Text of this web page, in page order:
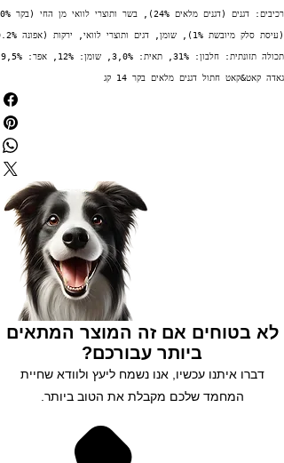
רכיבים: דגנים (דגנים מלאים 24%), בשר ותוצרי לוואי מן החי (בקר 10%), תוצרי לוואי מן הצומח
(עיסת סלק מיובשת 1%), שומן, דגים ותוצרי לוואי, ירקות (אפונה 0.2%).
תכולה תזונתית: חלבון: 31%, תאית: 3,0%, שומן: 12%, אפר: 9,5%.
גאדה קאט&קאט חתול דגנים מלאים בקר 14 קג
לא בטוחים אם זה המוצר המתאים
ביותר עבורכם?
דברו איתנו עכשיו, אנו נשמח ליעץ ולוודא שחיית
המחמד שלכם מקבלת את הטוב ביותר.